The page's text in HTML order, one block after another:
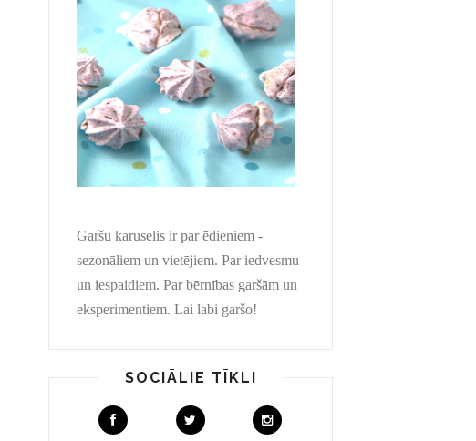
Garšu karuselis ir par ēdieniem -
sezonāliem un vietējiem. Par iedvesmu
un iespaidiem. Par bērnības garšām un
eksperimentiem. Lai labi garšo!
SOCIĀLIE TĪKLI